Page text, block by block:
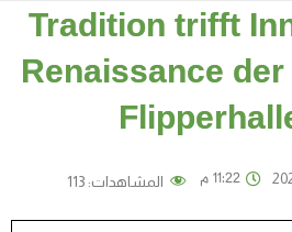
Tradition trifft
Renaissance
11:22 م المشاهدات: 113